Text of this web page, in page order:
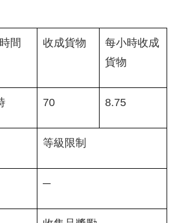
間 收成貨物
每小時收成
貨物
70 8.75
等級限制
─